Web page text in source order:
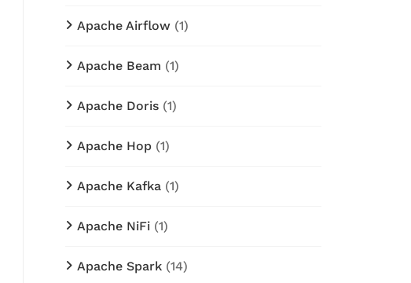
Apache Airflow (1)
Apache Beam (1)
Apache Doris (1)
Apache Hop (1)
Apache Kafka (1)
Apache NiFi (1)
Apache Spark (14)